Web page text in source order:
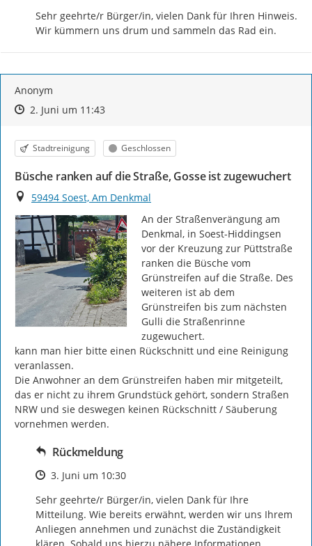
Sehr geehrte/r Bürger/in, vielen Dank für Ihren Hinweis.
Wir kümmern uns drum und sammeln das Rad ein.
Anonym
Zeitpunkt des Erstellens
Zeitpunkt des Erstellens
2. Juni um 11:43Zur Äußerung
Kategorie
Stadtreinigung Status
Geschlossen
Büsche ranken auf die Straße, Gosse ist zugewuchert
Ort
59494 Soest, Am Denkmal
An der Straßenverängung am
Denkmal, in Soest-Hiddingsen
vor der Kreuzung zur Püttstraße
ranken die Büsche vom
Grünstreifen auf die Straße. Des
weiteren ist ab dem
Grünstreifen bis zum nächsten
Gulli die Straßenrinne
zugewuchert.
kann man hier bitte einen Rückschnitt und eine Reinigung
veranlassen.
Die Anwohner an dem Grünstreifen haben mir mitgeteilt,
das er nicht zu ihrem Grundstück gehört, sondern Straßen
NRW und sie deswegen keinen Rückschnitt / Säuberung
vornehmen werden.
Rückmeldung
Zeitpunkt des Erstellens
3. Juni um 10:30
Sehr geehrte/r Bürger/in, vielen Dank für Ihre
Mitteilung. Wie bereits erwähnt, werden wir uns Ihrem
Anliegen annehmen und zunächst die Zuständigkeit